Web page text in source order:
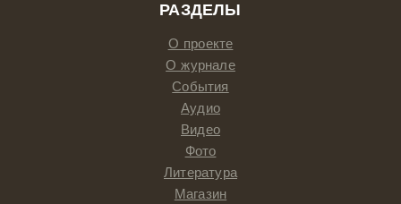
РАЗДЕЛЫ
О проекте
О журнале
События
Аудио
Видео
Фото
Литература
Магазин